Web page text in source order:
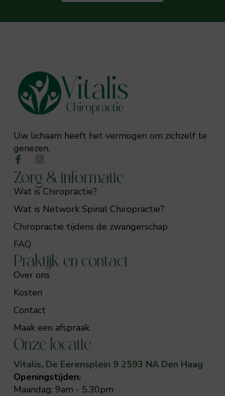
Uw lichaam heeft het vermogen om zichzelf te
genezen.
Zorg & informatie
Wat is Chiropractie?
Wat is Network Spinal Chiropractie?
Chiropractie tijdens de zwangerschap
FAQ
Praktijk en contact
Over ons
Kosten
Contact
Maak een afspraak
Onze locatie
Vitalis, De Eerensplein 9 2593 NA Den Haag
Openingstijden:
Maandag: 9am - 5.30pm